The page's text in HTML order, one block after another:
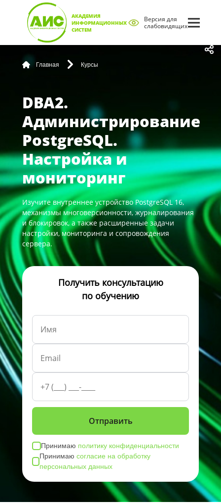
АКАДЕМИЯ
ИНФОРМАЦИОННЫХ
СИСТЕМ
Версия для
слабовидящих
Главная Курсы
DBA2.
Администрирование
PostgreSQL.
Настройка и
мониторинг
Изучите внутреннее устройство PostgreSQL 16,
механизмы многоверсионности, журналирования
и блокировок, а также расширенные задачи
настройки, мониторинга и сопровождения
сервера.
Получить консультацию
по обучению
Принимаю политику конфиденциальности
Принимаюсогласие на обработку
персональных данных